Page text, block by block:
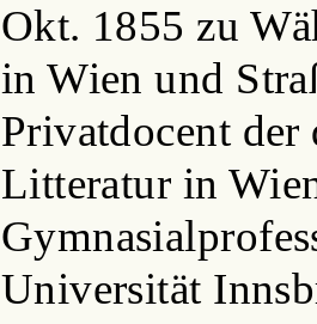
Okt. 1855 zu
in Wien und
Privatdocent der
Litteratur in
Universität